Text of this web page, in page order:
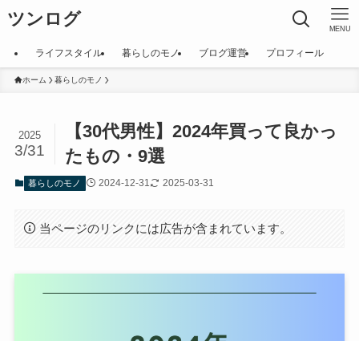
ツンログ MENU
ライフスタイル 暮らしのモノ ブログ運営 プロフィール
ホーム 暮らしのモノ
【30代男性】2024年買って良かっ
たもの・9選
2025
3/31
暮らしのモノ 2024-12-31 2025-03-31
当ページのリンクには広告が含まれています。